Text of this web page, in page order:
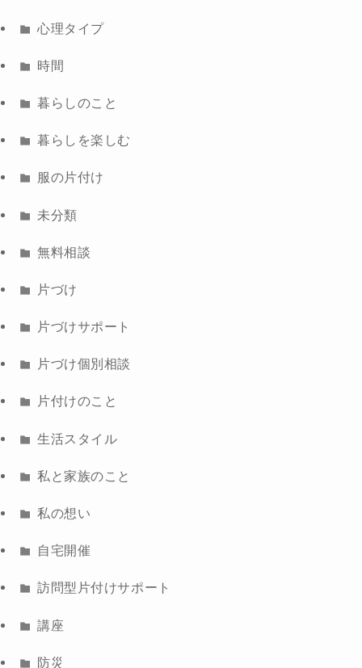
心理タイプ
時間
暮らしのこと
暮らしを楽しむ
服の片付け
未分類
無料相談
片づけ
片づけサポート
片づけ個別相談
片付けのこと
生活スタイル
私と家族のこと
私の想い
自宅開催
訪問型片付けサポート
講座
防災